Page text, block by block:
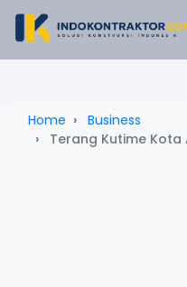
Home
Business
Terang Kutime